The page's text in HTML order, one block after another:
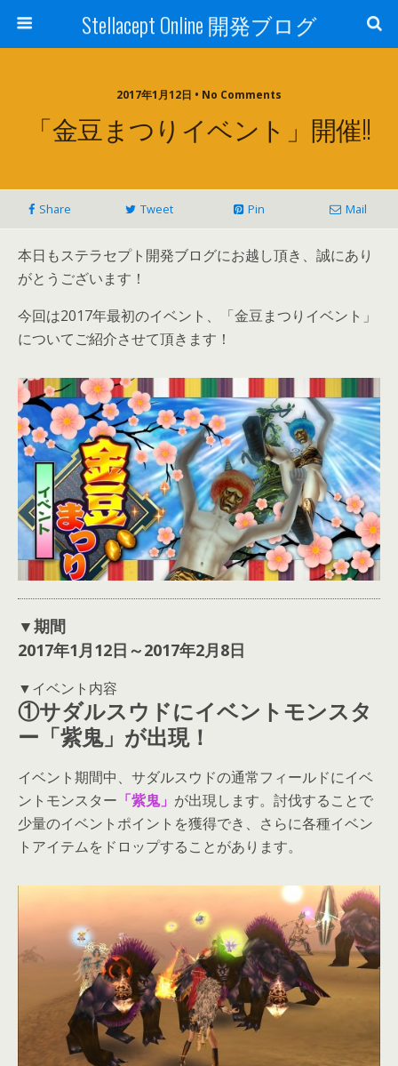
Stellacept Online 開発ブログ
2017年1月12日 • No Comments
「金豆まつりイベント」開催!!
Share Tweet Pin Mail
本日もステラセプト開発ブログにお越し頂き、誠にあり
がとうございます！
今回は2017年最初のイベント、「金豆まつりイベント」
についてご紹介させて頂きます！
▼期間
2017年1月12日～2017年2月8日
▼イベント内容
①サダルスウドにイベントモンスタ
ー「紫鬼」が出現！
イベント期間中、サダルスウドの通常フィールドにイベ
ントモンスター 「紫鬼」 が出現します。討伐することで
少量のイベントポイントを獲得でき、さらに各種イベン
トアイテムをドロップすることがあります。